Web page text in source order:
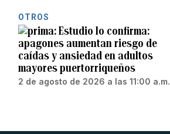
OTROS
Estudio lo confirma:
apagones aumentan riesgo de
caídas y ansiedad en adultos
mayores puertorriqueños
2 de agosto de 2026 a las 11:00 a.m.